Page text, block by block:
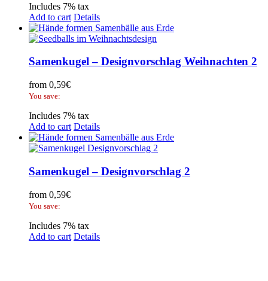
Includes 7% tax
Add to cart Details
Samenkugel – Designvorschlag Weihnachten 2
from 0,59€
You save:
Includes 7% tax
Add to cart Details
Samenkugel – Designvorschlag 2
from 0,59€
You save:
Includes 7% tax
Add to cart Details